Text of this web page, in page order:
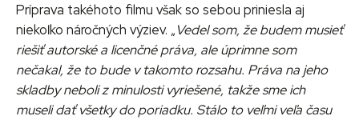
Príprava takéhoto filmu však so sebou priniesla aj
niekoľko náročných výziev. „Vedel som, že budem musieť
riešiť autorské a licenčné práva, ale úprimne som
nečakal, že to bude v takomto rozsahu. Práva na jeho
skladby neboli z minulosti vyriešené, takže sme ich
museli dať všetky do poriadku. Stálo to veľmi veľa času